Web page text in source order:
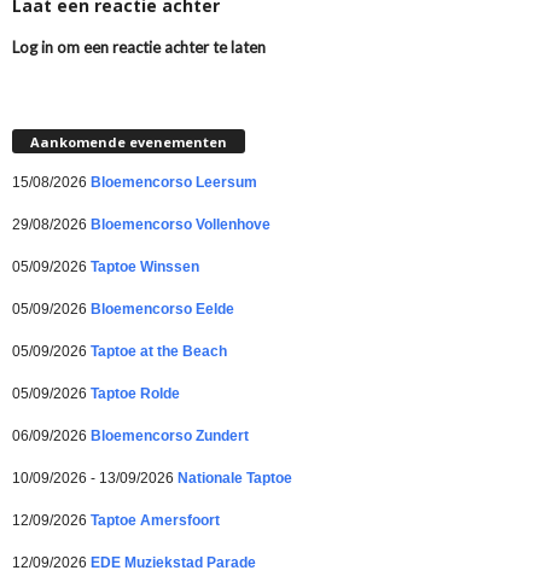
Laat een reactie achter
Log in om een reactie achter te laten
Aankomende evenementen
15/08/2026 Bloemencorso Leersum
29/08/2026 Bloemencorso Vollenhove
05/09/2026 Taptoe Winssen
05/09/2026 Bloemencorso Eelde
05/09/2026 Taptoe at the Beach
05/09/2026 Taptoe Rolde
06/09/2026 Bloemencorso Zundert
10/09/2026 - 13/09/2026 Nationale Taptoe
12/09/2026 Taptoe Amersfoort
12/09/2026 EDE Muziekstad Parade